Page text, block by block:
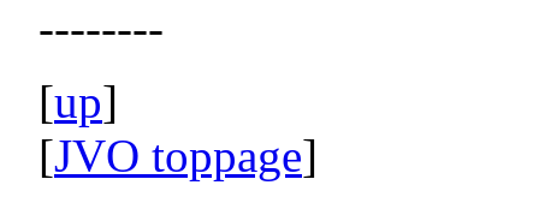
--------
[up]
[JVO toppage]